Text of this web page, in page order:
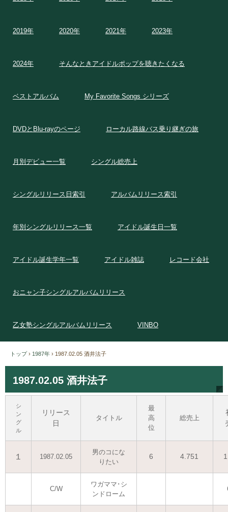
2019年 2020年 2021年 2023年
2024年 そんなときアイドルポップを聴きたくなる
ベストアルバム My Favorite Songs シリーズ
DVDとBlu-rayのページ ローカル路線バス乗り継ぎの旅
月別デビュー一覧 シングル総売上
シングルリリース日索引 アルバムリリース索引
年別シングルリリース一覧 アイドル誕生日一覧
アイドル誕生学年一覧 アイドル雑誌 レコード会社
おニャン子シングルアルバムリリース
乙女塾シングルアルバムリリース VINBO
トップ › 1987年 › 1987.02.05 酒井法子
1987.02.05 酒井法子
シ
ン
グ
ル
リリース
日
タイトル
最
高
位
総売上
１ 1987.02.05
男のコにな
りたい
6 4.751
C/W
ワガママ･シ
ンドローム